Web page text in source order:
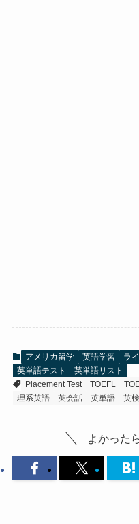
アメリカ留学 英語学習 ラ
英単語テスト
英単語リスト
Placement Test
TOEFL
理系英語
英会話 英単語 英検
よかった